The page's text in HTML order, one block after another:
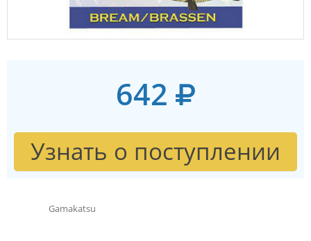
642
Узнать о поступлении
Gamakatsu